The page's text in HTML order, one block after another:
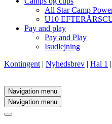
All Star Camp
U10
Pay and play
Pay and Play
Isudlejning
Kontingent | Nyhedsbrev | Hal 1 |
Navigation menu
Navigation menu